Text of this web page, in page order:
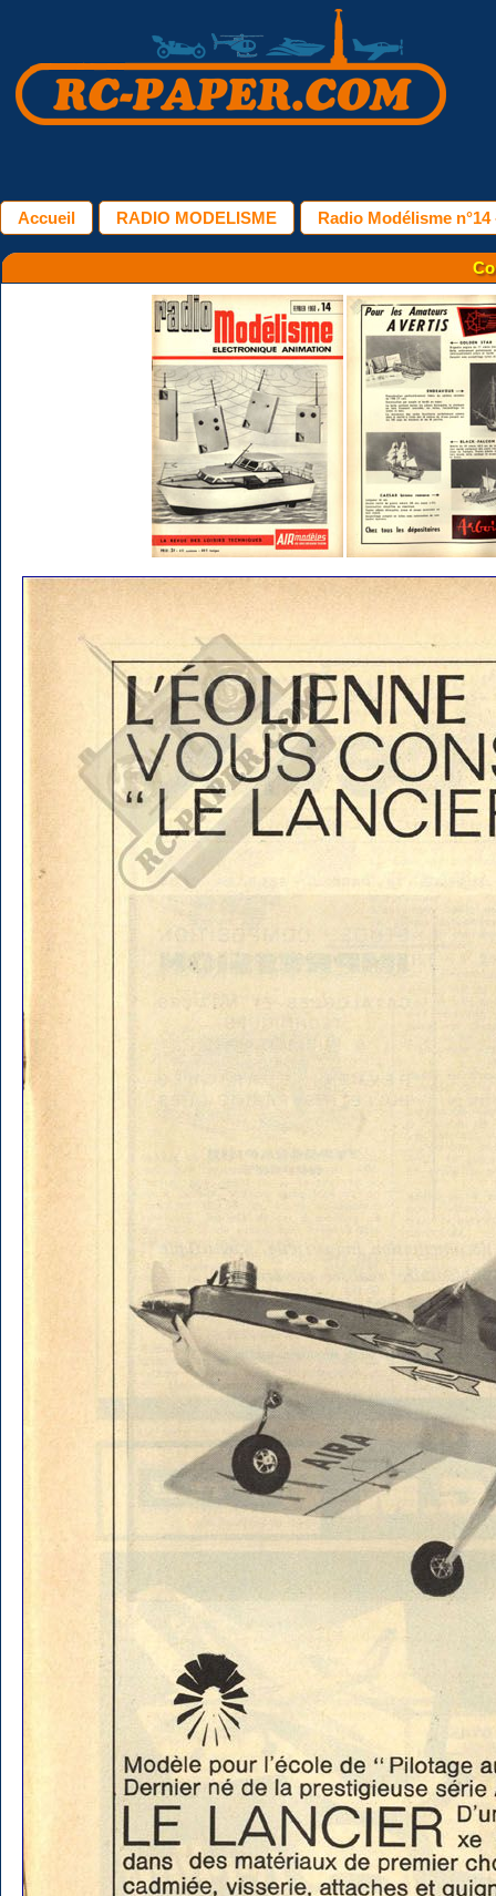
Accueil RADIO MODELISME Radio Modélisme n°14